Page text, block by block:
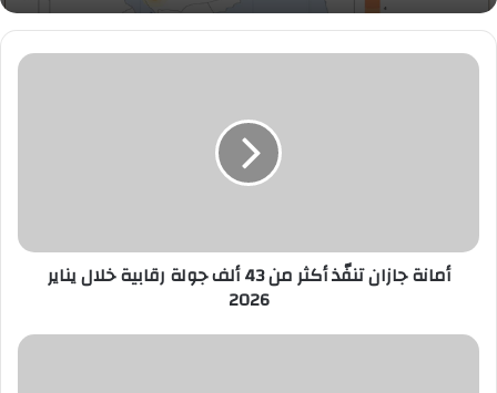
أمانة
رقابية
خلال أمانة جازان تنفّذ أكثر من 43 ألف جولة رقابية خلال يناير
2026
سماء